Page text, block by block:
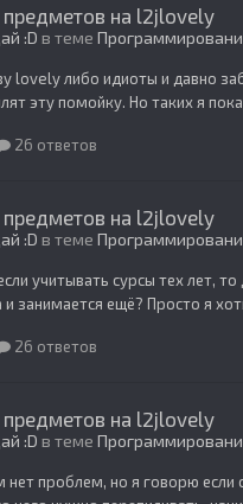
на l2jlovely
:D в теме
lovely либо идиоты и давно
эту помойку. Но таких я
26 ответов
на l2jlovely
:D в теме
учитывать сурсы тех лет,
и занимается ещё? Просто я
26 ответов
на l2jlovely
:D в теме
нет проблем, но я говорю